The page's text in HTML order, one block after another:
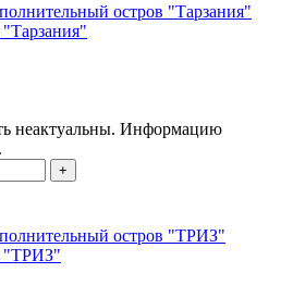
неактуальны. Информацию
+
"ТРИЗ"